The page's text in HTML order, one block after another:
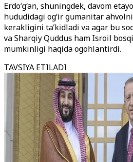
Erdo‘g‘an, shuningdek, davom
hududidagi og‘ir gumanitar
kerakligini ta’kidladi va agar bu
va Sharqiy Quddus ham Isroil
mumkinligi haqida ogohlantirdi.
TAVSIYA ETILADI